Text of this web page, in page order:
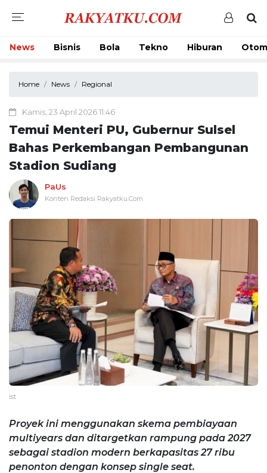
News Bisnis Bola Tekno Hiburan
Home News Regional
Kamis, 23 April 2026 11:46
Temui Menteri PU, Gubernur Sulsel
Bahas Perkembangan Pembangunan
Stadion Sudiang
PaUs
Konten Redaksi Rakyatku.Com
ist
Proyek ini menggunakan skema pembiayaan
multiyears dan ditargetkan rampung pada 2027
sebagai stadion modern berkapasitas 27 ribu
penonton dengan konsep single seat.